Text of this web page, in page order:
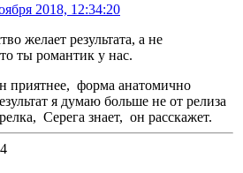
2018, 12:34:20
желает результата, а не
ты романтик у нас.
приятнее, форма анатомично
я думаю больше не от релиза
Серега знает, он расскажет.